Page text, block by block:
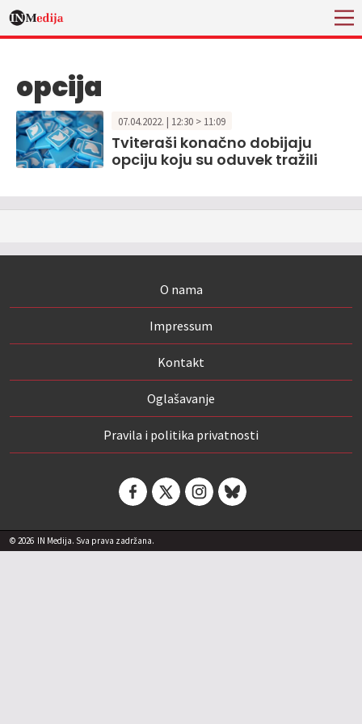
opcija
07.04.2022. | 12:30 > 11:09
Tviteraši konačno dobijaju
opciju koju su oduvek tražili
O nama
Impressum
Kontakt
Oglašavanje
Pravila i politika privatnosti
© 2026 IN Medija. Sva prava zadržana.